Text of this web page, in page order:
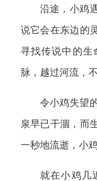
沿途，小鸡
说它会在东边的
寻找传说中的生
脉，越过河流，
令小鸡失望
泉早已干涸，而
一秒地流逝，小
就在小鸡几